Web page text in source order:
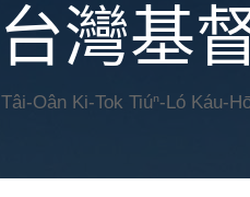
台灣基
Tâi-Oân Ki-Tok Tiúⁿ-Ló Káu-